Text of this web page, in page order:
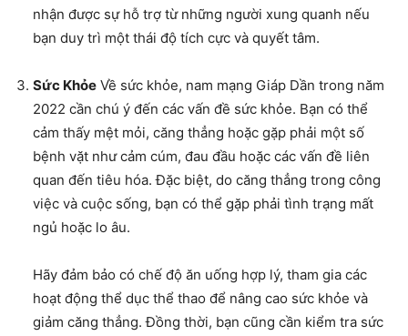
nhận được sự hỗ trợ từ những người xung quanh nếu
bạn duy trì một thái độ tích cực và quyết tâm.
Sức Khỏe Về sức khỏe, nam mạng Giáp Dần trong năm
2022 cần chú ý đến các vấn đề sức khỏe. Bạn có thể
cảm thấy mệt mỏi, căng thẳng hoặc gặp phải một số
bệnh vặt như cảm cúm, đau đầu hoặc các vấn đề liên
quan đến tiêu hóa. Đặc biệt, do căng thẳng trong công
việc và cuộc sống, bạn có thể gặp phải tình trạng mất
ngủ hoặc lo âu.
Hãy đảm bảo có chế độ ăn uống hợp lý, tham gia các
hoạt động thể dục thể thao để nâng cao sức khỏe và
giảm căng thẳng. Đồng thời, bạn cũng cần kiểm tra sức